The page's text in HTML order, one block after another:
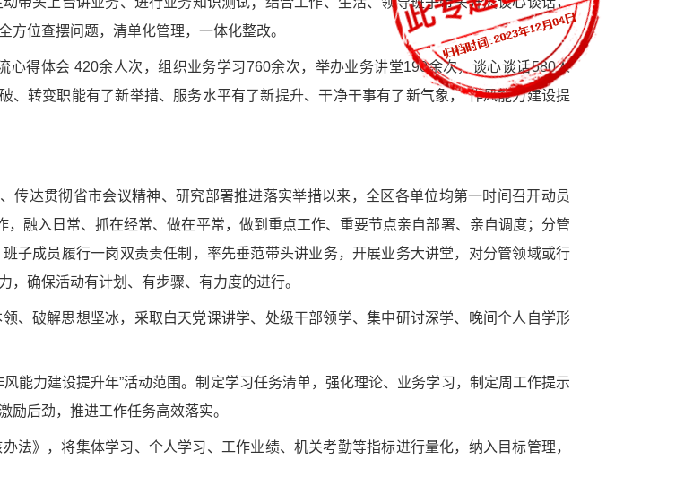
位查摆问题，清单化管理，一体化整改。
得体会 420余人次，组织业务学习760余次，举办业务讲堂190余次，谈心谈话580人
转变职能有了新举措、服务水平有了新提升、干净干事有了新气象，“作风能力建设提
传达贯彻省市会议精神、研究部署推进落实举措以来，全区各单位均第一时间召开动员
，融入日常、抓在经常、做在平常，做到重点工作、重要节点亲自部署、亲自调度；分管
子成员履行一岗双责责任制，率先垂范带头讲业务，开展业务大讲堂，对分管领域或行
确保活动有计划、有步骤、有力度的进行。
、破解思想坚冰，采取白天党课讲学、处级干部领学、集中研讨深学、晚间个人自学形
能力建设提升年”活动范围。制定学习任务清单，强化理论、业务学习，制定周工作提示
励后劲，推进工作任务高效落实。
法》，将集体学习、个人学习、工作业绩、机关考勤等指标进行量化，纳入目标管理，